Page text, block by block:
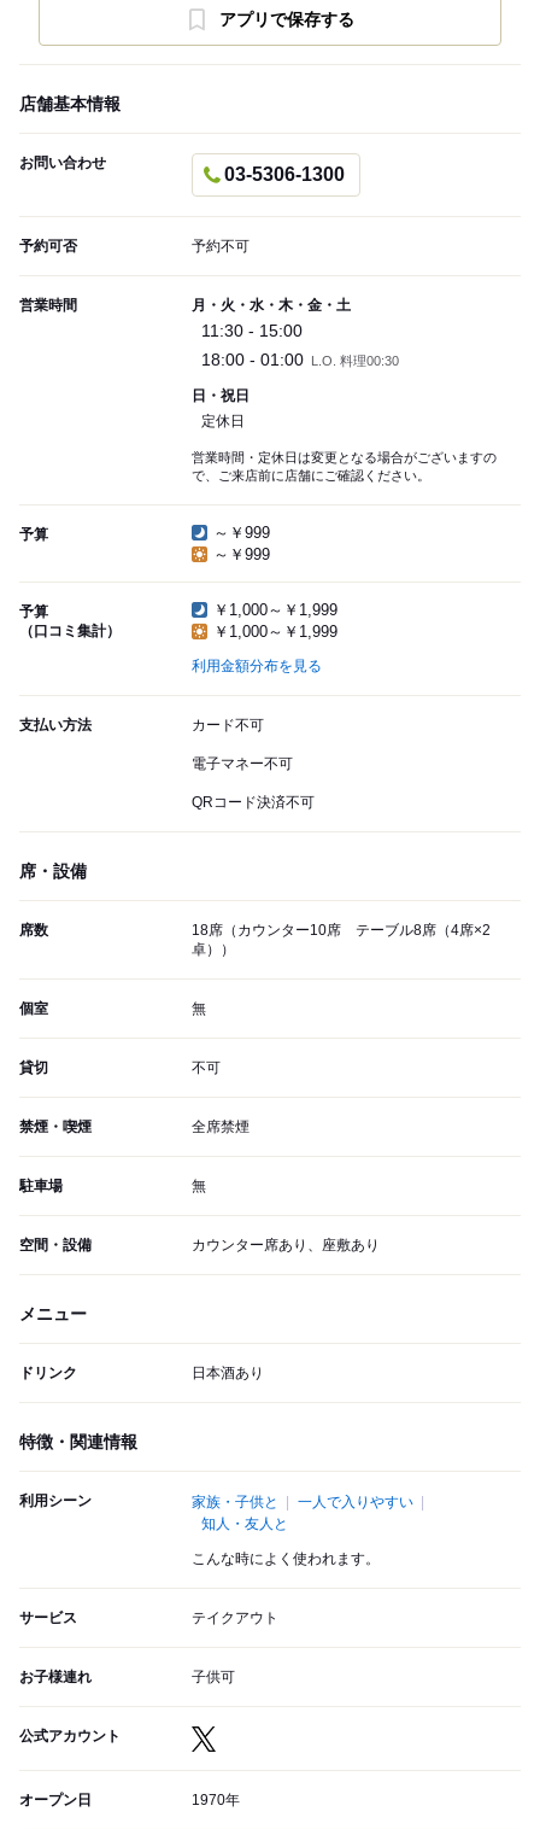
アプリで保存する
店舗基本情報
お問い合わせ
03-5306-1300
予約可否 予約不可
営業時間 月・火・水・木・金・土
11:30 - 15:00
18:00 - 01:00
L.O. 料理00:30
日・祝日
定休日
営業時間・定休日は変更となる場合がございますの
で、ご来店前に店舗にご確認ください。
予算
～￥999
～￥999
予算
（口コミ集計）
￥1,000～￥1,999
￥1,000～￥1,999
利用金額分布を見る
支払い方法 カード不可
電子マネー不可
QRコード決済不可
席・設備
席数
18席（カウンター10席 テーブル8席（4席×2
卓））
個室 無
貸切 不可
禁煙・喫煙 全席禁煙
駐車場 無
空間・設備 カウンター席あり、座敷あり
メニュー
ドリンク 日本酒あり
特徴・関連情報
利用シーン 家族・子供と
一人で入りやすい
知人・友人と
こんな時によく使われます。
サービス テイクアウト
お子様連れ 子供可
公式アカウント
オープン日 1970年